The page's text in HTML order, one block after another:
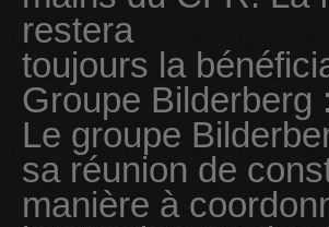
restera
toujours la
Groupe Bilderberg :
Le groupe
sa réunion de
manière à